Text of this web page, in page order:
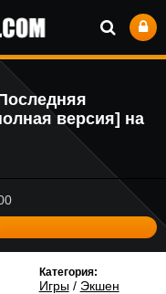
версия] на
Категория:
Игры/ Экшен